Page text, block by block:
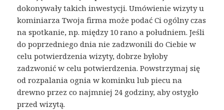
dokonywały takich inwestycji. Umówienie wizyty u
kominiarza Twoja firma może podać Ci ogólny czas
na spotkanie, np. między 10 rano a południem. Jeśli
do poprzedniego dnia nie zadzwonili do Ciebie w
celu potwierdzenia wizyty, dobrze byłoby
zadzwonić w celu potwierdzenia. Powstrzymaj się
od rozpalania ognia w kominku lub piecu na
drewno przez co najmniej 24 godziny, aby ostygło
przed wizytą.